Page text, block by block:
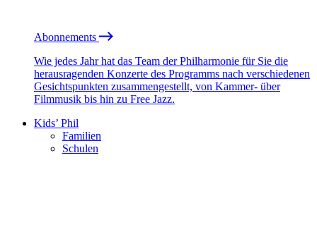
Abonnements
Wie jedes Jahr hat das Team der Philharmonie für Sie die
herausragenden Konzerte des Programms nach verschiedenen
Gesichtspunkten zusammengestellt, von Kammer- über
Filmmusik bis hin zu Free Jazz.
Kids’ Phil
Familien
Schulen